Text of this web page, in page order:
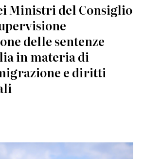
Ministri del Consiglio
delle sentenze
in materia di
e diritti